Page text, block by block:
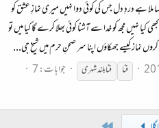
ملا ہے دردِ دل جس کی کوئی دوا نہیں میری نمازِ عشق کو
کیا نہیں مجھ کو خدا سے آشنا کوئی بھلا کرے گا کیا میں تو
نماز کیسے جھکاؤں اپنا سر صحنِ حرم میں شیخ جی...
فنا فنابلند شہری
جوابات: 7